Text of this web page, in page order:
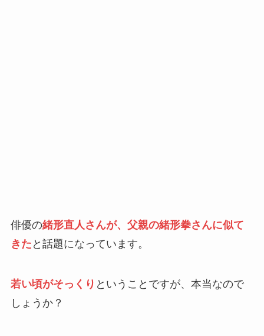
俳優の緒形直人さんが、父親の緒形拳さんに似て
きた と話題になっています。
若い頃がそっくり ということですが、本当なので
しょうか？